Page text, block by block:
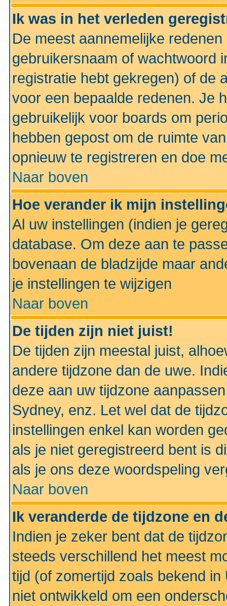
Ik was in het verleden
De meest aannemelijke
gebruikersnaam of wachtwoord
registratie hebt gekregen) of de
voor een bepaalde redenen. Je
gebruikelijk voor boards om
hebben gepost om de ruimte
opnieuw te registreren en doe
Naar boven
Hoe verander ik mijn
Al uw instellingen (indien je
database. Om deze aan te
bovenaan de bladzijde maar
je instellingen te wijzigen
Naar boven
De tijden zijn niet juist!
De tijden zijn meestal juist,
andere tijdzone dan de uwe.
deze aan uw tijdzone
Sydney, enz. Let wel dat de
instellingen enkel kan worden
als je niet geregistreerd bent is
als je ons deze woordspeling
Naar boven
Ik veranderde de tijdzone en
Indien je zeker bent dat de
steeds verschillend het meest
tijd (of zomertijd zoals bekend
niet ontwikkeld om een